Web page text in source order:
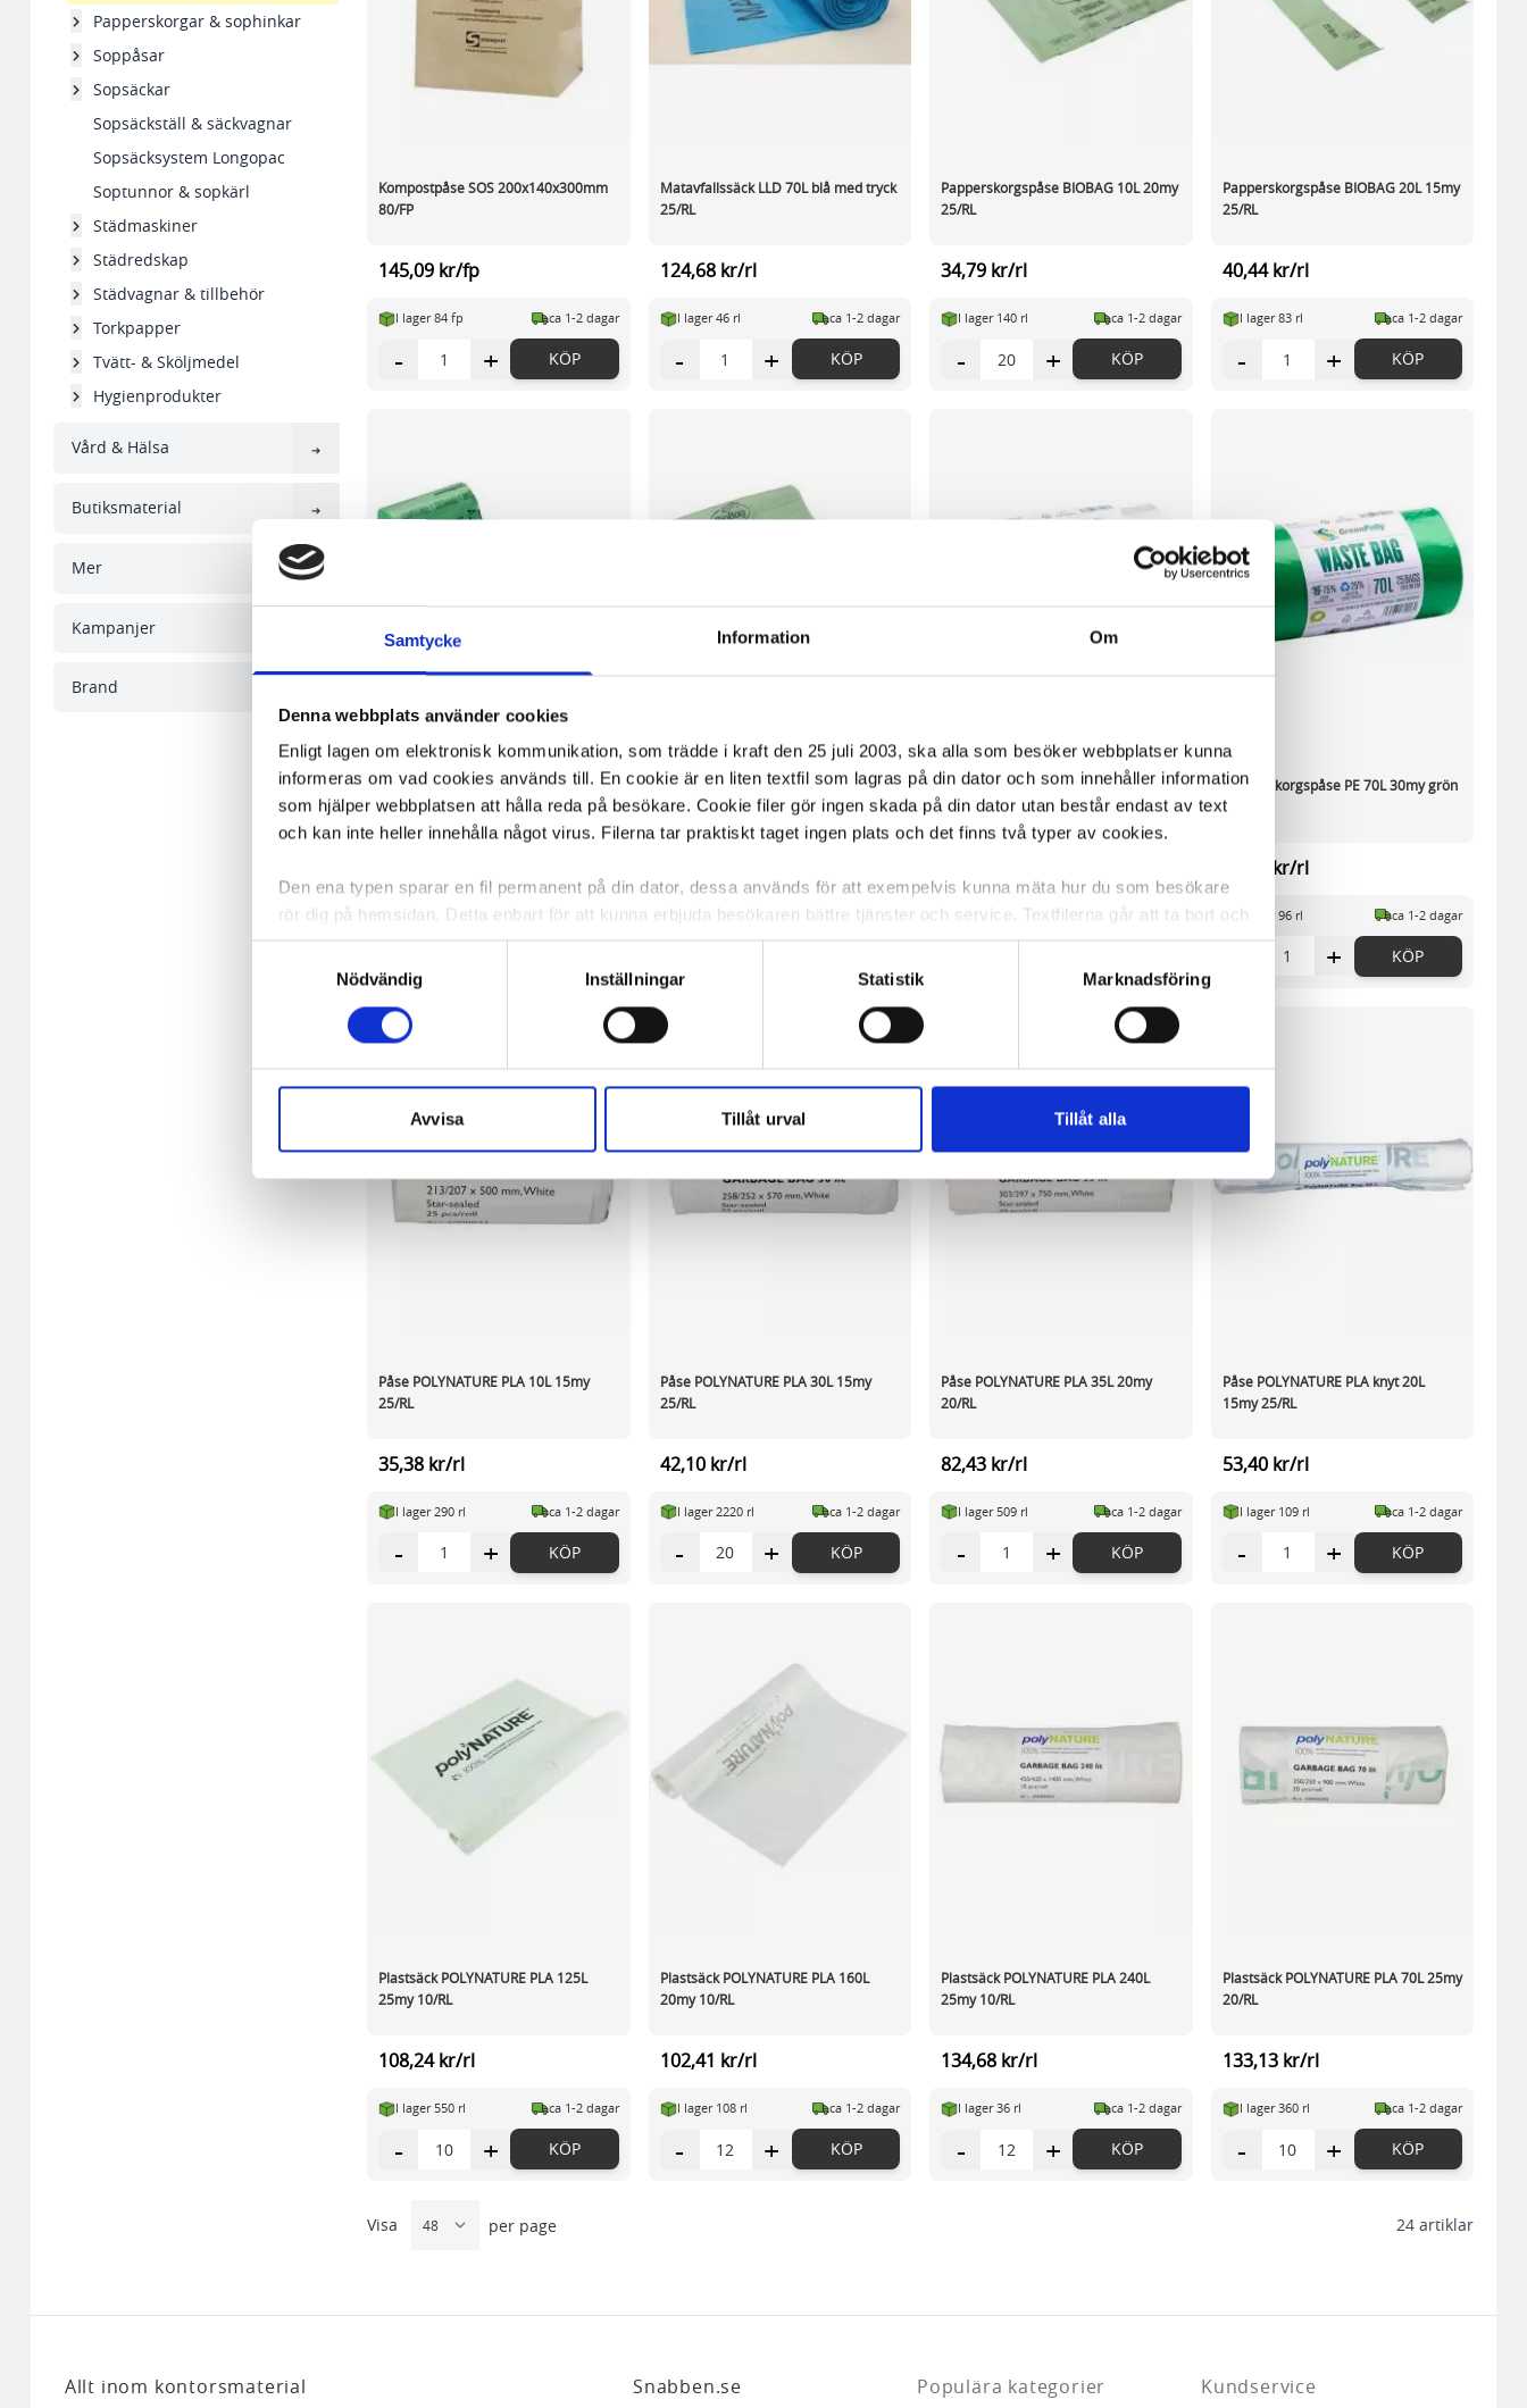
Samtycke Information Om
Denna webbplats använder cookies
Enligt lagen om elektronisk kommunikation, som trädde i kraft den 25 juli 2003, ska alla som besöker webbplatser kunna
informeras om vad cookies används till. En cookie är en liten textfil som lagras på din dator och som innehåller information
som hjälper webbplatsen att hålla reda på besökare. Cookie filer gör ingen skada på din dator utan består endast av text
och kan inte heller innehålla något virus. Filerna tar praktiskt taget ingen plats och det finns två typer av cookies.
Den ena typen sparar en fil permanent på din dator, dessa används för att exempelvis kunna mäta hur du som besökare
rör dig på hemsidan. Detta enbart för att kunna erbjuda besökaren bättre tjänster och service. Textfilerna går att ta bort och
de flesta webbläsare har funktioner för detta. Informationen som sparas på din dator är endast ett unikt nummer utan
någon koppling till personlig information, alltså helt anonymt.
Den andra typen av cookies som vanligtvis används är session cookies. Under tiden du är inne och besöker sidan delar
sociala medier och analysera vår trafik. Vi vidarebefordrar även sådana identifierare och annan information från din enhet
till de sociala medier och annons- och analysföretag som vi samarbetar med. Dessa kan i sin tur kombinera informationen
Nödvändig
Inställningar Statistik Marknadsföring
Avvisa Tillåt urval Tillåt alla
Papperskorgar & sophinkar
Soppåsar
Sopsäckar
Sopsäckställ & säckvagnar
Sopsäcksystem Longopac
Soptunnor & sopkärl
Städmaskiner
Städredskap
Städvagnar & tillbehör
Torkpapper
Tvätt- & Sköljmedel
Hygienprodukter
Vård & Hälsa
Butiksmaterial
Mer
Kampanjer
Brand
Kompostpåse SOS 200x140x300mm
80/FP
145,09 kr/fp
I lager 84 fp ca 1-2 dagar
- + KÖP
Matavfallssäck LLD 70L blå med tryck
25/RL
124,68 kr/rl
I lager 46 rl ca 1-2 dagar
- + KÖP
Papperskorgspåse BIOBAG 10L 20my
25/RL
34,79 kr/rl
I lager 140 rl ca 1-2 dagar
- + KÖP
Papperskorgspåse BIOBAG 20L 15my
25/RL
40,44 kr/rl
I lager 83 rl ca 1-2 dagar
- + KÖP
Papperskorgspåse BIOBAG 30L 12my
25/RL
I lager 250 rl ca 1-2 dagar
Papperskorgspåse BIOBAG 8L 25/RL
I lager 379 rl ca 1-2 dagar
Papperskorgspåse HDPE 30L11my vit
100/RL
I lager 17 rl ca 1-2 dagar
Papperskorgspåse PE 70L 30my grön
25/RL
81,45 kr/rl
I lager 96 rl ca 1-2 dagar
+ KÖP
Påse POLYNATURE PLA 10L 15my
25/RL
35,38 kr/rl
I lager 290 rl ca 1-2 dagar
- + KÖP
Påse POLYNATURE PLA 30L 15my
25/RL
42,10 kr/rl
I lager 2220 rl ca 1-2 dagar
- + KÖP
Påse POLYNATURE PLA 35L 20my
20/RL
82,43 kr/rl
I lager 509 rl ca 1-2 dagar
- + KÖP
Påse POLYNATURE PLA knyt 20L
15my 25/RL
53,40 kr/rl
I lager 109 rl ca 1-2 dagar
- + KÖP
Plastsäck POLYNATURE PLA 125L
25my 10/RL
108,24 kr/rl
I lager 550 rl ca 1-2 dagar
- + KÖP
Plastsäck POLYNATURE PLA 160L
20my 10/RL
102,41 kr/rl
I lager 108 rl ca 1-2 dagar
- + KÖP
Plastsäck POLYNATURE PLA 240L
25my 10/RL
134,68 kr/rl
I lager 36 rl ca 1-2 dagar
- + KÖP
Plastsäck POLYNATURE PLA 70L 25my
20/RL
133,13 kr/rl
I lager 360 rl ca 1-2 dagar
- + KÖP
24 artiklar
Visa per page
Allt inom kontorsmaterial Snabben.se Populära kategorier Kundservice